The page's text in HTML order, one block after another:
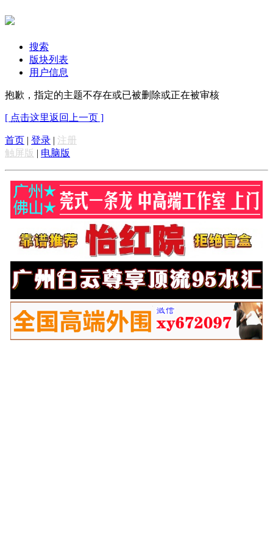
搜索
版块列表
用户信息
抱歉，指定的主题不存在或已被删除或正在被审核
[ 点击这里返回上一页 ]
首页 | 登录 | 注册
触屏版 | 电脑版